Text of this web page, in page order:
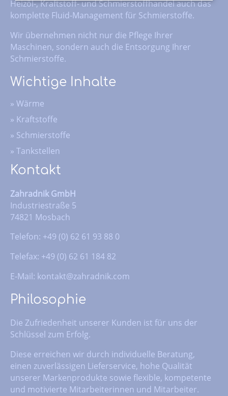
Heizöl-, Kraftstoff- und Schmierstoffhandel auch das
komplette Fluid-Management für Schmierstoffe.
Wir übernehmen nicht nur die Pflege Ihrer
Maschinen, sondern auch die Entsorgung Ihrer
Schmierstoffe.
Wichtige Inhalte
» Wärme
» Kraftstoffe
» Schmierstoffe
» Tankstellen
Kontakt
Zahradnik GmbH
Industriestraße 5
74821 Mosbach
Telefon: +49 (0) 62 61 93 88 0
Telefax: +49 (0) 62 61 184 82
E-Mail: kontakt@zahradnik.com
Philosophie
Die Zufriedenheit unserer Kunden ist für uns der
Schlüssel zum Erfolg.
Diese erreichen wir durch individuelle Beratung,
einen zuverlässigen Lieferservice, hohe Qualität
unserer Markenprodukte sowie flexible, kompetente
und motivierte Mitarbeiterinnen und Mitarbeiter.